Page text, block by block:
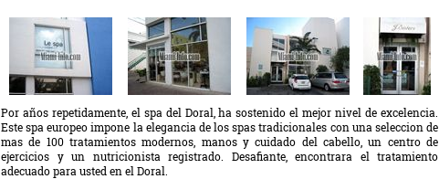
Por años repetidamente, el spa del Doral, ha sostenido el mejor nivel de excelencia.
Este spa europeo impone la elegancia de los spas tradicionales con una seleccion de
mas de 100 tratamientos modernos, manos y cuidado del cabello, un centro de
ejercicios y un nutricionista registrado. Desafiante, encontrara el tratamiento
adecuado para usted en el Doral.